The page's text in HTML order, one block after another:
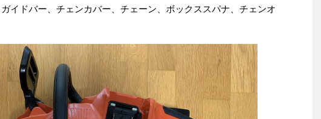
イドバー、チェンカバー、チェーン、ボックススパナ、チェンオ